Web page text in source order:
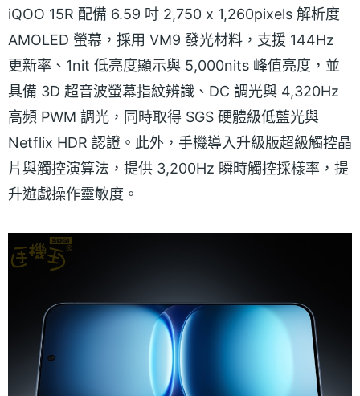
iQOO 15R 配備 6.59 吋 2,750 x 1,260pixels 解析度
AMOLED 螢幕，採用 VM9 發光材料，支援 144Hz
更新率、1nit 低亮度顯示與 5,000nits 峰值亮度，並
具備 3D 超音波螢幕指紋辨識、DC 調光與 4,320Hz
高頻 PWM 調光，同時取得 SGS 硬體級低藍光與
Netflix HDR 認證。此外，手機導入升級版超級觸控晶
片與觸控演算法，提供 3,200Hz 瞬時觸控採樣率，提
升遊戲操作靈敏度。